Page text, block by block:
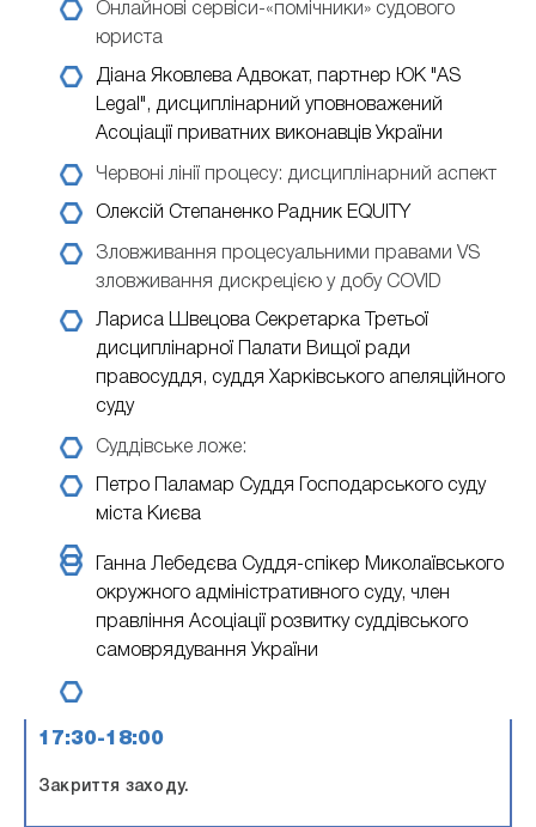
Онлайнові сервіси-«помічники» судового
юриста
Діана Яковлева Адвокат, партнер ЮК "AS
Legal", дисциплінарний уповноважений
Асоціації приватних виконавців України
Червоні лінії процесу: дисциплінарний аспект
Олексій Степаненко Радник EQUITY
Зловживання процесуальними правами VS
зловживання дискрецією у добу COVID
Лариса Швецова Секретарка Третьої
дисциплінарної Палати Вищої ради
правосуддя, суддя Харківського апеляційного
суду
Суддівське ложе:
Петро Паламар Суддя Господарського суду
міста Києва
Ганна Лебедєва Суддя-спікер Миколаївського
окружного адміністративного суду, член
правління Асоціації розвитку суддівського
самоврядування України
17:30-18:00
Закриття заходу.